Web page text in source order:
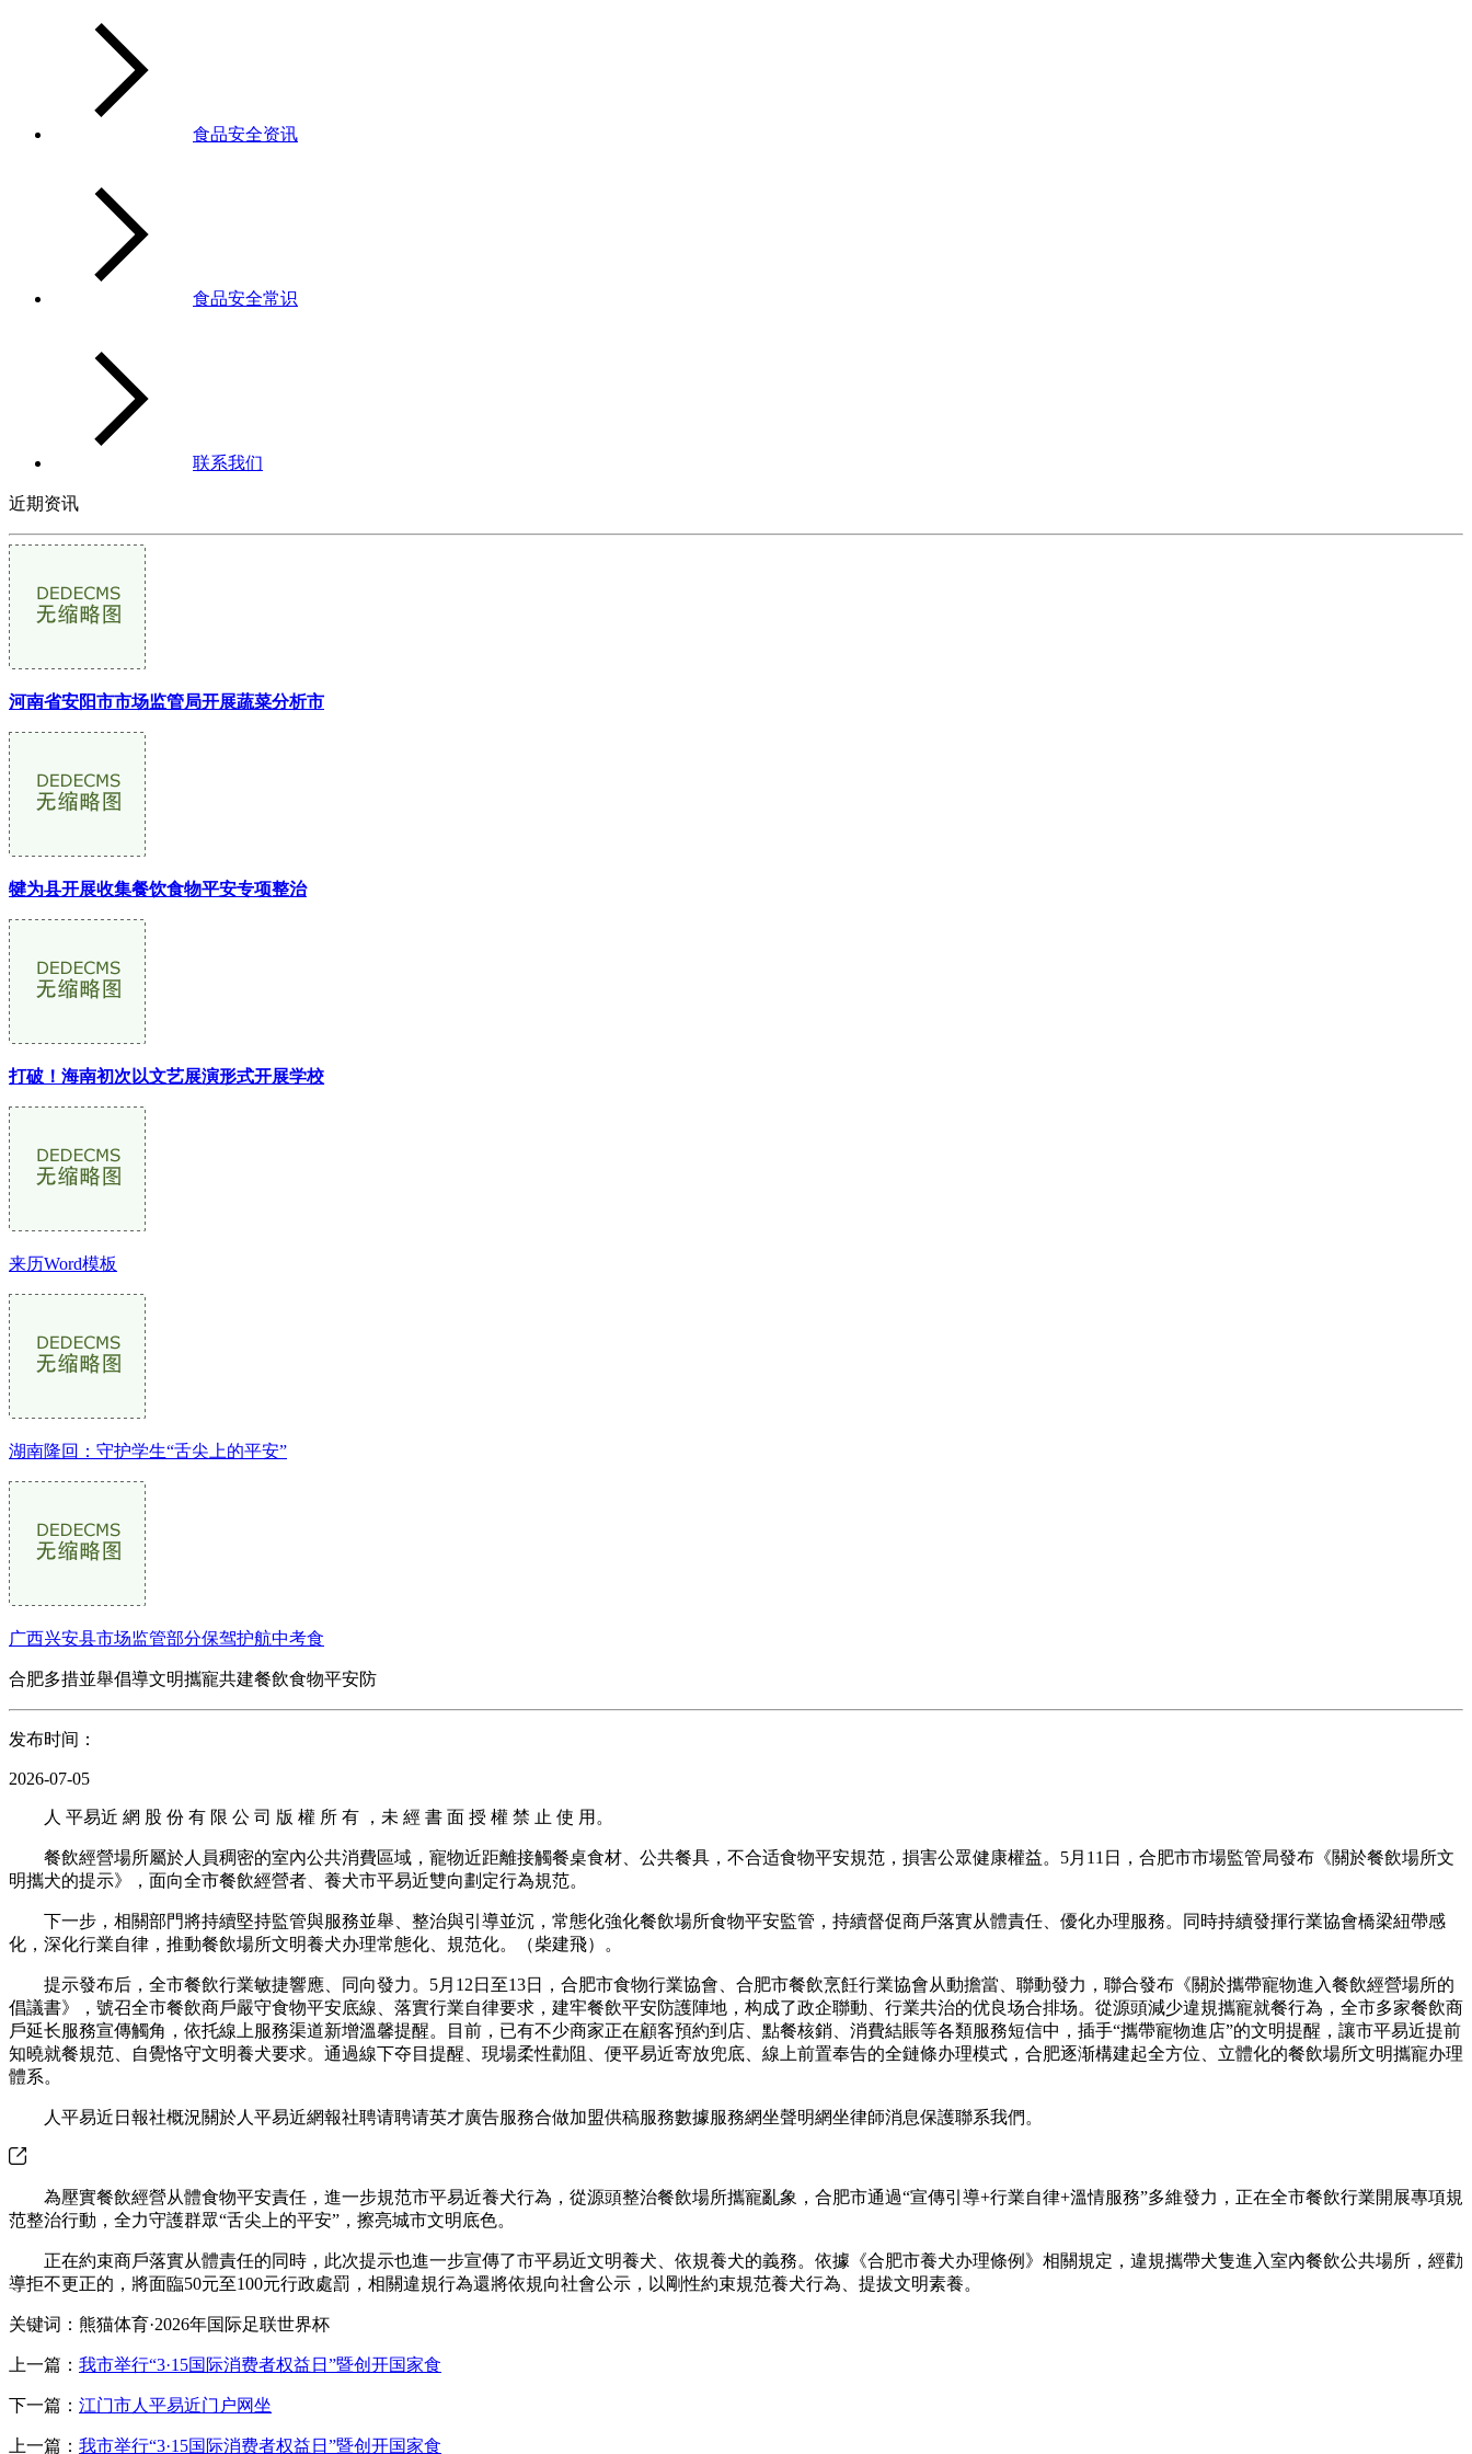
食品安全资讯
食品安全常识
联系我们
近期资讯
河南省安阳市市场监管局开展蔬菜分析市
犍为县开展收集餐饮食物平安专项整治
打破！海南初次以文艺展演形式开展学校
来历Word模板
湖南隆回：守护学生“舌尖上的平安”
广西兴安县市场监管部分保驾护航中考食
合肥多措並舉倡導文明攜寵共建餐飲食物平安防
发布时间：
2026-07-05
人 平易近 網 股 份 有 限 公 司 版 權 所 有 ，未 經 書 面 授 權 禁 止 使 用。
餐飲經營場所屬於人員稠密的室內公共消費區域，寵物近距離接觸餐桌食材、公共餐具，不合适食物平安規范，損害公眾健康權益。5月11日，合肥市市場監管局發布《關於餐飲場所文
明攜犬的提示》，面向全市餐飲經營者、養犬市平易近雙向劃定行為規范。
下一步，相關部門將持續堅持監管與服務並舉、整治與引導並沉，常態化強化餐飲場所食物平安監管，持續督促商戶落實从體責任、優化办理服務。同時持續發揮行業協會橋梁紐帶感
化，深化行業自律，推動餐飲場所文明養犬办理常態化、規范化。（柴建飛）。
提示發布后，全市餐飲行業敏捷響應、同向發力。5月12日至13日，合肥市食物行業協會、合肥市餐飲烹飪行業協會从動擔當、聯動發力，聯合發布《關於攜帶寵物進入餐飲經營場所的
倡議書》，號召全市餐飲商戶嚴守食物平安底線、落實行業自律要求，建牢餐飲平安防護陣地，构成了政企聯動、行業共治的优良场合排场。從源頭減少違規攜寵就餐行為，全市多家餐飲商
戶延长服務宣傳觸角，依托線上服務渠道新增溫馨提醒。目前，已有不少商家正在顧客預約到店、點餐核銷、消費結賬等各類服務短信中，插手“攜帶寵物進店”的文明提醒，讓市平易近提前
知曉就餐規范、自覺恪守文明養犬要求。通過線下夺目提醒、現場柔性勸阻、便平易近寄放兜底、線上前置奉告的全鏈條办理模式，合肥逐渐構建起全方位、立體化的餐飲場所文明攜寵办理
體系。
人平易近日報社概況關於人平易近網報社聘请聘请英才廣告服務合做加盟供稿服務數據服務網坐聲明網坐律師消息保護聯系我們。
為壓實餐飲經營从體食物平安責任，進一步規范市平易近養犬行為，從源頭整治餐飲場所攜寵亂象，合肥市通過“宣傳引導+行業自律+溫情服務”多維發力，正在全市餐飲行業開展專項規
范整治行動，全力守護群眾“舌尖上的平安”，擦亮城市文明底色。
正在約束商戶落實从體責任的同時，此次提示也進一步宣傳了市平易近文明養犬、依規養犬的義務。依據《合肥市養犬办理條例》相關規定，違規攜帶犬隻進入室內餐飲公共場所，經勸
導拒不更正的，將面臨50元至100元行政處罰，相關違規行為還將依規向社會公示，以剛性約束規范養犬行為、提拔文明素養。
关键词：熊猫体育·2026年国际足联世界杯
上一篇： 我市举行“3·15国际消费者权益日”暨创开国家食
下一篇： 江门市人平易近门户网坐
上一篇： 我市举行“3·15国际消费者权益日”暨创开国家食